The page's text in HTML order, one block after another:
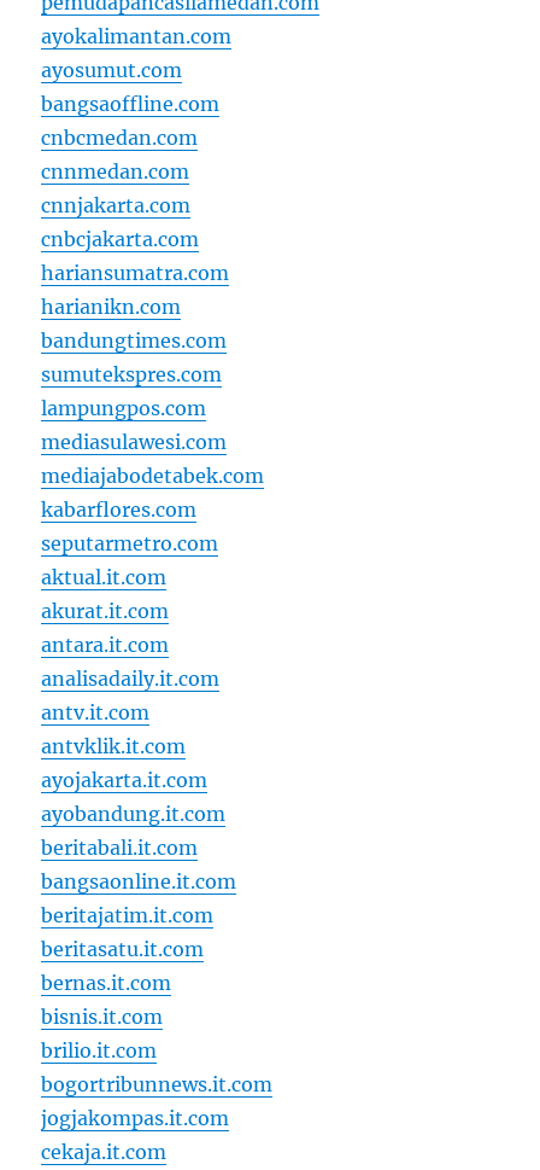
ayokalimantan.com
ayosumut.com
bangsaoffline.com
cnbcmedan.com
cnnmedan.com
cnnjakarta.com
cnbcjakarta.com
hariansumatra.com
harianikn.com
bandungtimes.com
sumutekspres.com
lampungpos.com
mediasulawesi.com
mediajabodetabek.com
kabarflores.com
seputarmetro.com
aktual.it.com
akurat.it.com
antara.it.com
analisadaily.it.com
antv.it.com
antvklik.it.com
ayojakarta.it.com
ayobandung.it.com
beritabali.it.com
bangsaonline.it.com
beritajatim.it.com
beritasatu.it.com
bernas.it.com
bisnis.it.com
brilio.it.com
bogortribunnews.it.com
jogjakompas.it.com
cekaja.it.com